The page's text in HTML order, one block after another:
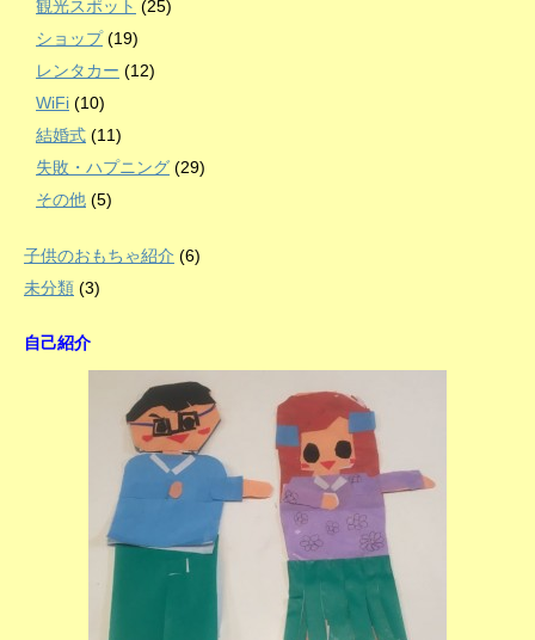
観光スポット (25)
ショップ(19)
レンタカー (12)
WiFi (10)
結婚式 (11)
失敗・ハプニング (29)
その他 (5)
子供のおもちゃ紹介 (6)
未分類 (3)
自己紹介